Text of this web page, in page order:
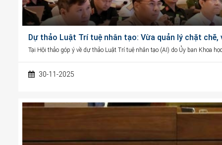
Dự thảo Luật Trí tuệ nhân tạo: Vừa quản lý chặt
Tại Hội thảo góp ý về dự thảo Luật Trí tuệ nhân tạo (AI) do Ủy ban Khoa
30-11-2025